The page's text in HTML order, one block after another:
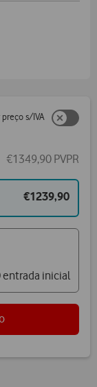
preço s/IVA
€1349,90 PVPR
€1239,90
inicial